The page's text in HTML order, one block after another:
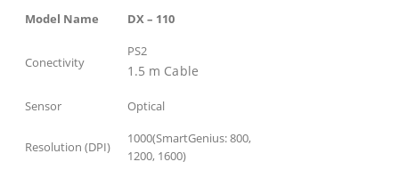
Model Name DX – 110
Conectivity
PS2
1.5 m Cable
Sensor Optical
Resolution (DPI)
1000(SmartGenius: 800,
1200, 1600)